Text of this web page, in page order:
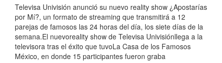
Televisa Univisión anunció su nuevo reality show ¿Apostarías
por Mí?, un formato de streaming que transmitirá a 12
parejas de famosos las 24 horas del día, los siete días de la
semana.El nuevoreality show de Televisa Univisiónllega a la
televisora tras el éxito que tuvoLa Casa de los Famosos
México, en donde 15 participantes fueron graba